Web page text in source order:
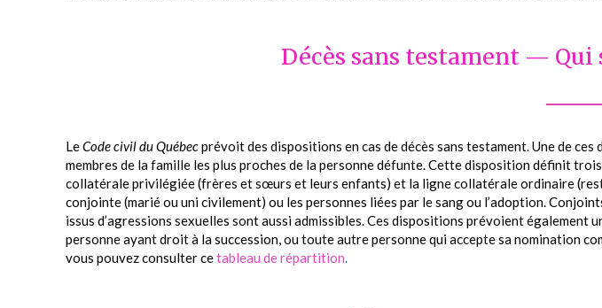
Décès sans testament —
LeCode civil du Québecprévoit des dispositions en cas de décès sans testament. Une de
membres de la famille les plus proches de la personne défunte. Cette disposition définit
collatérale privilégiée (frères et sœurs et leurs enfants) et la ligne collatérale ordinaire
conjointe (marié ou uni civilement) ou les personnes liées par le sang ou l’adoption.
issus d’agressions sexuelles sont aussi admissibles. Ces dispositions prévoient également
personne ayant droit à la succession, ou toute autre personne qui accepte sa nomination
vous pouvez consulter cetableau de répartition.